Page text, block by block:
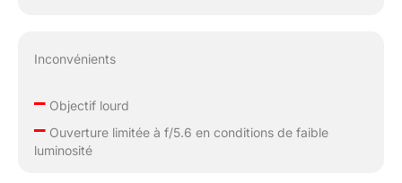
Inconvénients
–Objectif lourd
–Ouverture limitée à f/5.6 en conditions de faible
luminosité